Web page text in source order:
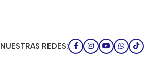
NUESTRAS REDES: